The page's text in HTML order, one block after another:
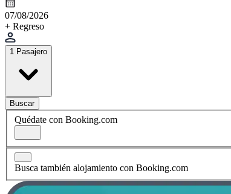
07/08/2026
+ Regreso
1 Pasajero
Buscar
Quédate con Booking.com
Busca también alojamiento con Booking.com